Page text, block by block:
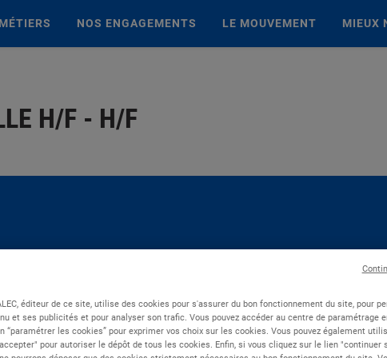
NOS ENGAGEMENTS LE MOUVEMENT MIEUX
H/F - H/F
éditeur de ce site, utilise des cookies pour s'assurer du bon fonctionnement du site, pour
et ses publicités et pour analyser son trafic. Vous pouvez accéder au centre de paramétrage
“paramétrer les cookies” pour exprimer vos choix sur les cookies. Vous pouvez également
pour autoriser le dépôt de tous les cookies. Enfin, si vous cliquez sur le lien "continuer